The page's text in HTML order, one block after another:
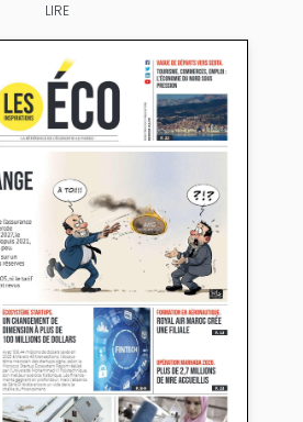
LIRE